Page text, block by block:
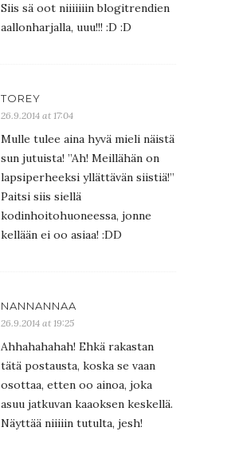
Siis sä oot niiiiiiin blogitrendien
aallonharjalla, uuu!!! :D :D
TOREY
26.9.2014 at 17:04
Mulle tulee aina hyvä mieli näistä
sun jutuista! ”Ah! Meillähän on
lapsiperheeksi yllättävän siistiä!”
Paitsi siis siellä
kodinhoitohuoneessa, jonne
kellään ei oo asiaa! :DD
NANNANNAA
26.9.2014 at 19:25
Ahhahahahah! Ehkä rakastan
tätä postausta, koska se vaan
osottaa, etten oo ainoa, joka
asuu jatkuvan kaaoksen keskellä.
Näyttää niiiiin tutulta, jesh!